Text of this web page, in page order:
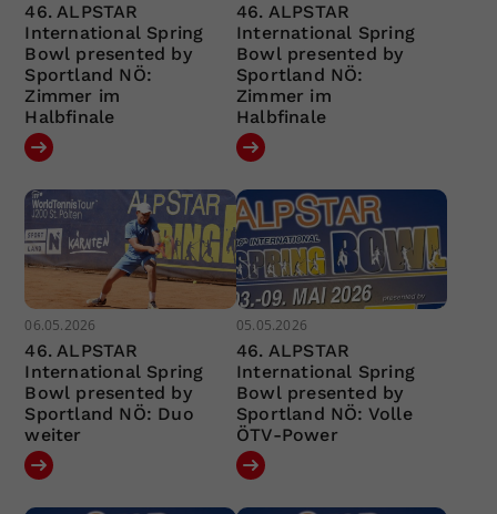
46. ALPSTAR
International Spring
Bowl presented by
Sportland NÖ:
Zimmer im
Halbfinale
46. ALPSTAR
International Spring
Bowl presented by
Sportland NÖ:
Zimmer im
Halbfinale
06.05.2026
46. ALPSTAR
International Spring
Bowl presented by
Sportland NÖ: Duo
weiter
05.05.2026
46. ALPSTAR
International Spring
Bowl presented by
Sportland NÖ: Volle
ÖTV-Power